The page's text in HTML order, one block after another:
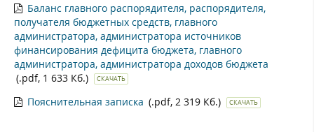
Баланс главного распорядителя, распорядителя,
получателя бюджетных средств, главного
администратора, администратора источников
финансирования дефицита бюджета, главного
администратора, администратора доходов бюджета
(.pdf, 1 633 Кб.)
СКАЧАТЬ
Пояснительная записка (.pdf, 2 319 Кб.) СКАЧАТЬ